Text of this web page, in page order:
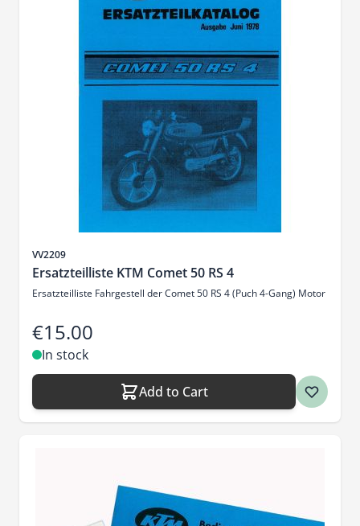
Sku
VV2209
Ersatzteilliste KTM Comet 50 RS 4
Ersatzteilliste Fahrgestell der Comet 50 RS 4 (Puch 4-Gang) Motor
€15.00
In stock
Add to Cart